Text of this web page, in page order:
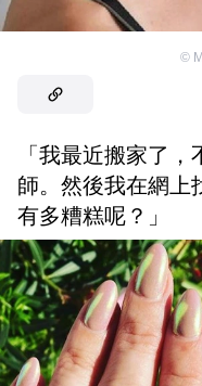
©
「我最近搬家了
師。然後我在網上
有多糟糕呢？」